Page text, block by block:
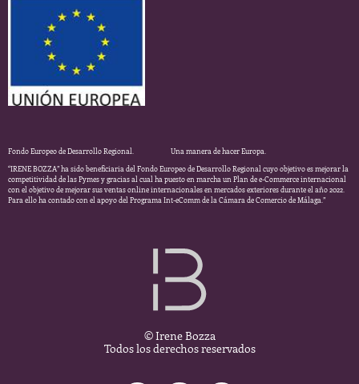
Fondo Europeo de Desarrollo Regional. Una manera de hacer Europa.
“IRENE BOZZA” ha sido beneficiaria del Fondo Europeo de Desarrollo Regional cuyo objetivo es mejorar la
competitividad de las Pymes y gracias al cual ha puesto en marcha un Plan de e-Commerce internacional
con el objetivo de mejorar sus ventas online internacionales en mercados exteriores durante el año 2022.
Para ello ha contado con el apoyo del Programa Int-eComm de la Cámara de Comercio de Málaga.”
© Irene Bozza
Todos los derechos reservados